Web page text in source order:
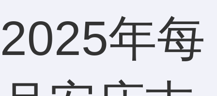
很好，
2025年每